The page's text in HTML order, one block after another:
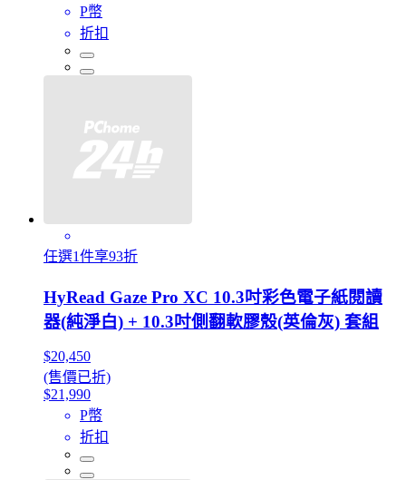
P幣
折扣
任選1件享93折
HyRead Gaze Pro XC 10.3吋彩色電子紙閱讀
器(純淨白) + 10.3吋側翻軟膠殼(英倫灰) 套組
$20,450
(售價已折)
$21,990
P幣
折扣